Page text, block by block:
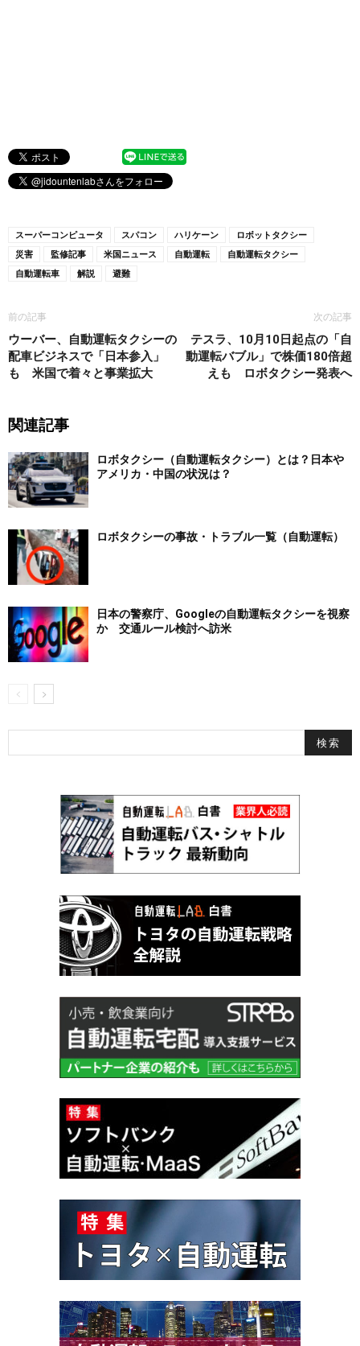
スーパーコンピュータ スパコン ハリケーン
ロボットタクシー
災害
監修記事 米国ニュース 自動運転
自動運転タクシー
自動運転車
解説 避難
前の記事
ウーバー、自動運転タクシーの
配車ビジネスで「日本参入」
も 米国で着々と事業拡大
次の記事
テスラ、10月10日起点の「自
動運転バブル」で株価180倍超
えも ロボタクシー発表へ
関連記事
ロボタクシー（自動運転タクシー）とは？日本や
アメリカ・中国の状況は？
ロボタクシーの事故・トラブル一覧（自動運転）
日本の警察庁、Googleの自動運転タクシーを視察
か 交通ルール検討へ訪米